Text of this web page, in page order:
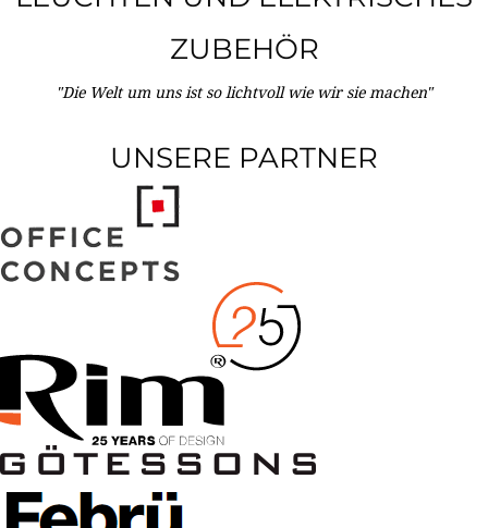
ZUBEHÖR
"Die Welt um uns ist so lichtvoll wie wir sie machen"
UNSERE PARTNER